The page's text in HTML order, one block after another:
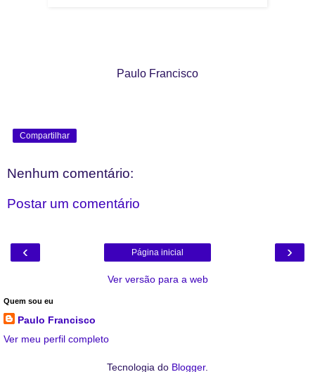
Paulo Francisco
Compartilhar
Nenhum comentário:
Postar um comentário
‹ ›
Página inicial
Ver versão para a web
Quem sou eu
Paulo Francisco
Ver meu perfil completo
Tecnologia do Blogger.